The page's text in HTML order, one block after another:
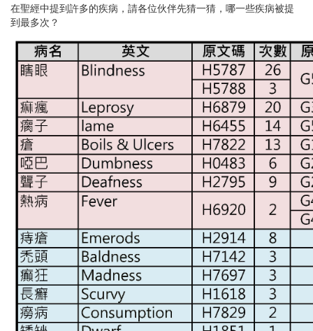
在聖經中提到許多的疾病，請各位伙伴先猜一猜，哪一些疾病被提
到最多次？